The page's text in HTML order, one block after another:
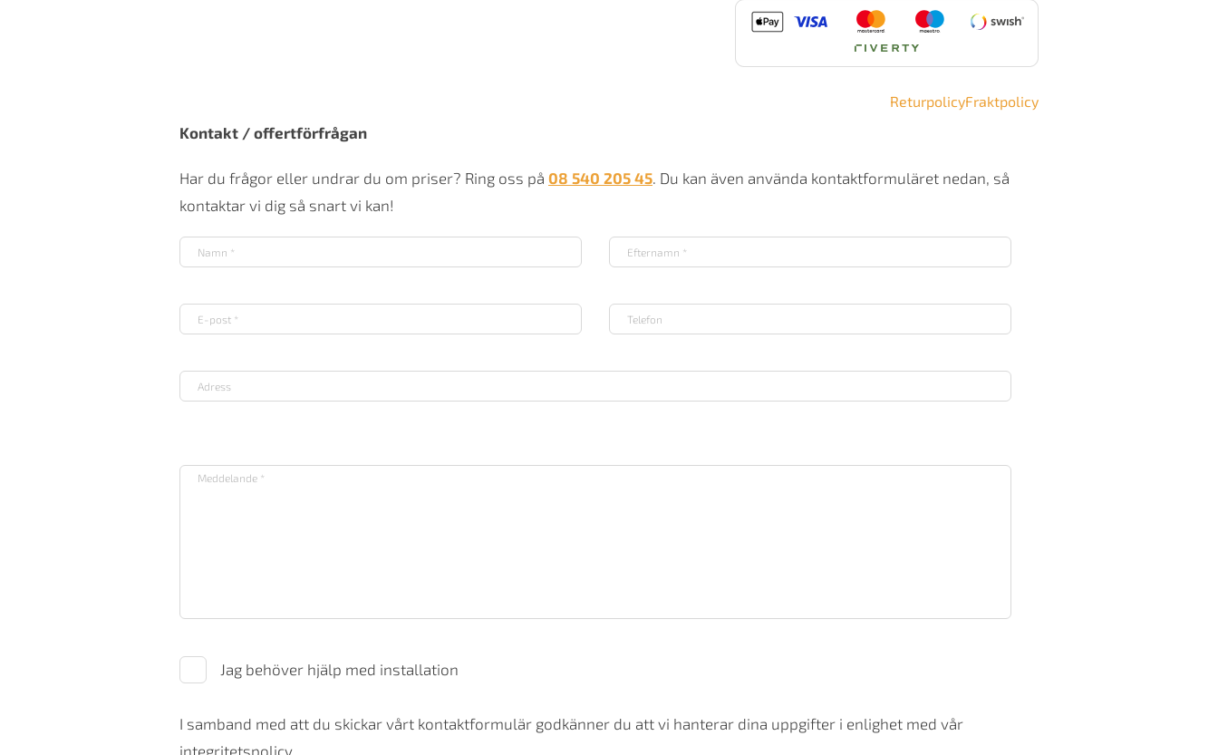
ReturpolicyFraktpolicy
Kontakt / offertförfrågan
Har du frågor eller undrar du om priser? Ring oss på 08 540 205 45. Du kan även använda kontaktformuläret nedan, så
kontaktar vi dig så snart vi kan!
Jag behöver hjälp med installation
I samband med att du skickar vårt kontaktformulär godkänner du att vi hanterar dina uppgifter i enlighet med vår
integritetspolicy.